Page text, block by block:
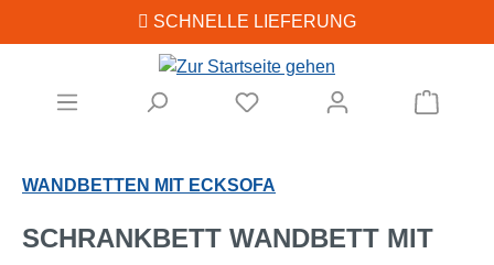
Zum Hauptinhalt springenSCHNELLE LIEFERUNG
WANDBETTEN MIT ECKSOFA
SCHRANKBETT WANDBETT MIT